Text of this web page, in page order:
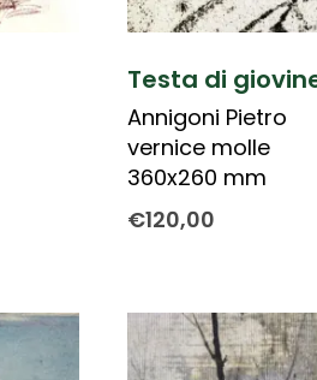
Testa di
Annigoni Pietro
vernice molle
360x260 mm
€120,00